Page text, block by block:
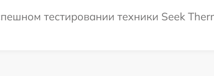
тестировании техники Seek